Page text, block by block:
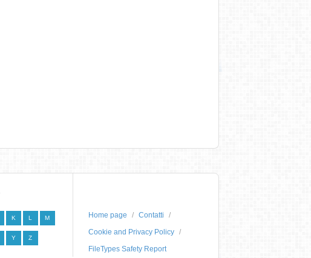
K L M
Y Z
Home page
Contatti
Cookie and Privacy Policy
FileTypes Safety Report